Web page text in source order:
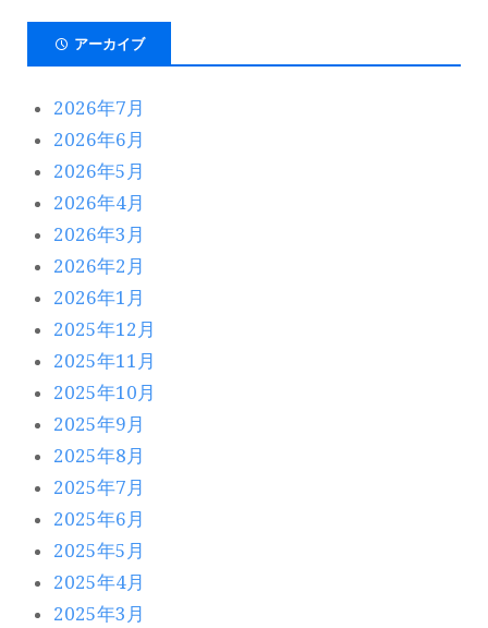
アーカイブ
2026年7月
2026年6月
2026年5月
2026年4月
2026年3月
2026年2月
2026年1月
2025年12月
2025年11月
2025年10月
2025年9月
2025年8月
2025年7月
2025年6月
2025年5月
2025年4月
2025年3月